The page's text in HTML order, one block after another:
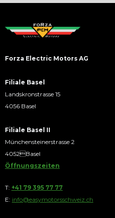
Forza Electric Motors AG
Filiale Basel
Landskronstrasse 15
4056 Basel
Filiale Basel II
Münchensteinerstrasse 2
4052Basel
Öffnungszeiten
T: +41 79 395 77 77
E: info@easymotorsschweiz.ch